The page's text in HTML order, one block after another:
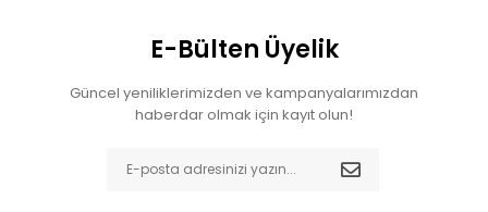
E-Bülten Üyelik
Güncel yeniliklerimizden ve kampanyalarımızdan
haberdar olmak için kayıt olun!